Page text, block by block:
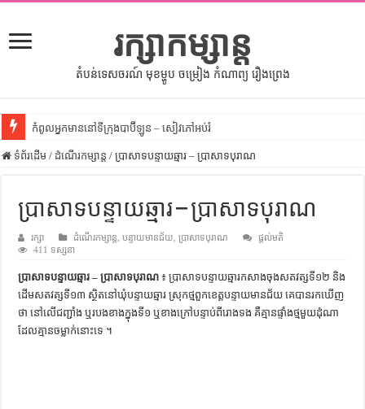
រក្សាកម្សាន្ត
តំបន់ទេសចរណ៍ មុខម្ហូប ចម្រៀង កំណាព្យ រឿងព្រេង
កំពូលអ្នកមាននៅទីក្រុងបាប៊ីឡូន – សៀវភៅអប់រំ
សីលធម៌នៅក្នុងសង្គមខ្មែរ – សៀវភៅចំណេះដឹងទូទៅ
ទំលៀមទម្លាប់ប្រពៃណីជនជាតិចិន – សៀវភៅចំណេះដឹងទូទៅ
ដើមកំណើតអង្គរ – សៀវភៅចំណេះដឹងទូទៅ
ទំនាក់ទំនងកម្ពុជានិងចិន – សៀវភៅចំណេះដឹងទូទៅ
ព្រះបាទធម្មិក – សៀវភៅចំណេះដឹងទូទៅ
ទំព័រដើម / ដំណើរកម្សាន្ត / ប្រាសាទបន្ទាយឆ្មារ – ប្រាសាទបុរាណ
ប្រាសាទបន្ទាយឆ្មារ – ប្រាសាទបុរាណ
រក្សា ដំណើរកម្សាន្ត ,បន្ទាយមានជ័យ ,ប្រាសាទបុរាណ
ផ្តល់មតិ
411 ទស្សនា
ប្រាសាទបន្ទាយឆ្មារ – ប្រាសាទបុរាណ ៖ ប្រាសាទ​បន្ទាយឆ្មារ​កសាង​ចុង​សតវត្ស​ទី​១២​ និង​
ដើម​សតវត្ស​ទី​១៣​ ស្ថិត​នៅ​ឃុំ​បន្ទាយឆ្មារ​ ស្រុក​ថ្មពួក​ខេត្ដ​បន្ទាយមានជ័យ​ គេ​បាន​រក​ឃើញ​
ថា​ នៅ​លើ​ជញ្ជាំង​ ឬ​របង​ខាងក្នុង​ទី​១​ ឬ​ខាងក្រៅ​បន្ទាប់​ពី​រោងទង​ គឺ​គ្មាន​ផ្ទាំង​ថ្ម​មួយ​ដុំ​ណា​
ដែល​គ្មាន​ចម្លាក់​នោះ​ទេ ។​